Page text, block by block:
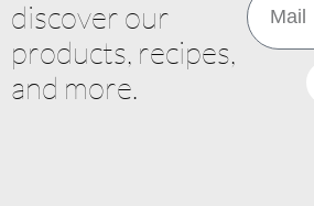
discover our
products, recipes,
and more.